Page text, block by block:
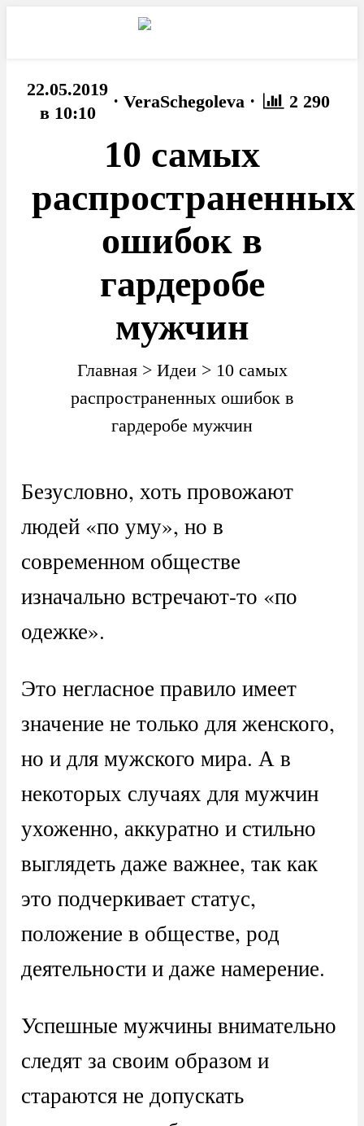
22.05.2019
в 10:10
· VeraSchegoleva · 2 290
10 самых
распространенных
ошибок в
гардеробе
мужчин
Главная> Идеи> 10 самых
распространенных ошибок в
гардеробе мужчин
Безусловно, хоть провожают
людей «по уму», но в
современном обществе
изначально встречают-то «по
одежке».
Это негласное правило имеет
значение не только для женского,
но и для мужского мира. А в
некоторых случаях для мужчин
ухоженно, аккуратно и стильно
выглядеть даже важнее, так как
это подчеркивает статус,
положение в обществе, род
деятельности и даже намерение.
Успешные мужчины внимательно
следят за своим образом и
стараются не допускать